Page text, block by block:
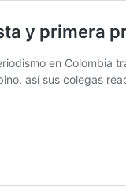
y primera
en Colombia
así sus colegas